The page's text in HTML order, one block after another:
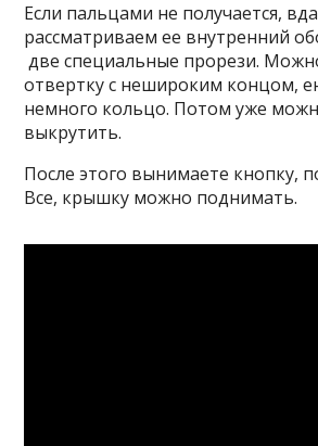
Если пальцами не получается,
рассматриваем ее внутренний
две специальные прорези.
отвертку с нешироким концом,
немного кольцо. Потом уже
выкрутить.
После этого вынимаете кнопку,
Все, крышку можно поднимать.